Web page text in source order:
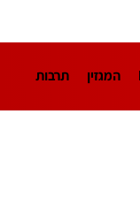
המגזין תרבות